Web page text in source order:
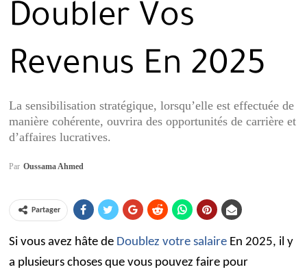
Doubler Vos
Revenus En 2025
La sensibilisation stratégique, lorsqu’elle est effectuée de
manière cohérente, ouvrira des opportunités de carrière et
d’affaires lucratives.
Par Oussama Ahmed
Partager
Si vous avez hâte de Doublez votre salaireEn 2025, il y
a plusieurs choses que vous pouvez faire pour